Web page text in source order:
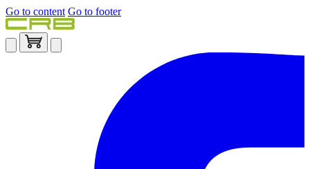
Go to content Go to footer